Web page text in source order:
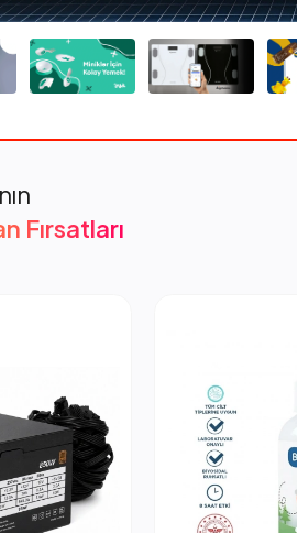
Fırsatları